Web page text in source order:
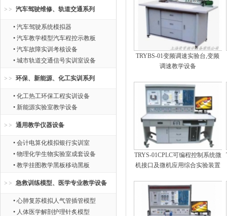
汽车驾驶维修、轨道交通系列
• 汽车驾驶系统模拟器
• 汽车教学模型汽车程控示教板
• 汽车故障实训考核设备
• 城市轨道交通信号实训室设备
环保、新能源、化工实训系列
• 化工热工环保工程实训设备
• 新能源实验室教学设备
通用教学仪器设备
• 会计电算化模拟银行实训室
• 物理化学生物实验室成套设备
• 教学挂图教学黑板移动黑板
急救训练模型、医学专业教学设备
• 心肺复苏模拟人气管插管模型
• 人体医学解剖护理针炙模型
TRYBS-01变频调速实验台,变频
调速教学设备
TRYS-01CPLC可编程控制系统微
机接口及微机应用综合实验装置